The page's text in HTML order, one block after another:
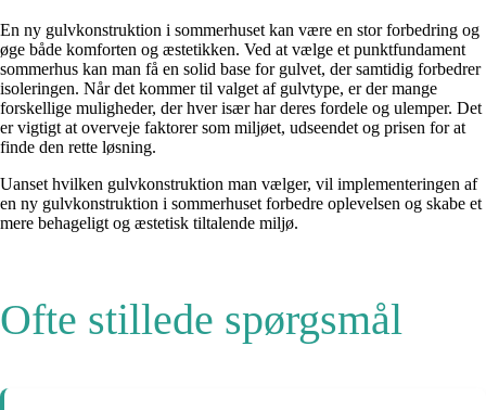
En ny gulvkonstruktion i sommerhuset kan være en stor forbedring og
øge både komforten og æstetikken. Ved at vælge et punktfundament
sommerhus kan man få en solid base for gulvet, der samtidig forbedrer
isoleringen. Når det kommer til valget af gulvtype, er der mange
forskellige muligheder, der hver især har deres fordele og ulemper. Det
er vigtigt at overveje faktorer som miljøet, udseendet og prisen for at
finde den rette løsning.
Uanset hvilken gulvkonstruktion man vælger, vil implementeringen af
en ny gulvkonstruktion i sommerhuset forbedre oplevelsen og skabe et
mere behageligt og æstetisk tiltalende miljø.
Ofte stillede spørgsmål